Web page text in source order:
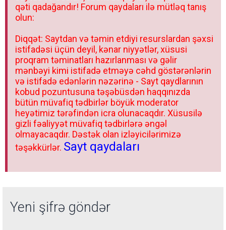
qəti qadağandır! Forum qaydaları ilə mütləq tanış
olun:
Diqqət: Saytdan və təmin etdiyi resurslardan şəxsi
istifadəsi üçün deyil, kənar niyyətlər, xüsusi
proqram təminatları hazırlanması və gəlir
mənbəyi kimi istifadə etməyə cəhd göstərənlərin
və istifadə edənlərin nəzərinə - Sayt qaydlarının
kobud pozuntusuna təşəbüsdən haqqınızda
bütün müvafiq tədbirlər böyük moderator
heyətimiz tərəfindən icra olunacaqdır. Xüsusilə
gizli fəaliyyət müvafiq tədbirlərə əngəl
olmayacaqdır. Dəstək olan izləyicilərimizə
təşəkkürlər. Sayt qaydaları
Yeni şifrə göndər